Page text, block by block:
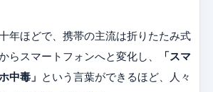
年ほどで、携帯の主流は折りたたみ式
らスマートフォンへと変化し、
「スマ
中毒」 という言葉ができるほど、人々